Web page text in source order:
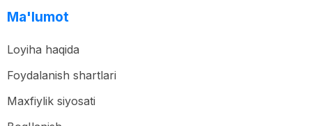
Ma'lumot
Loyiha haqida
Foydalanish shartlari
Maxfiylik siyosati